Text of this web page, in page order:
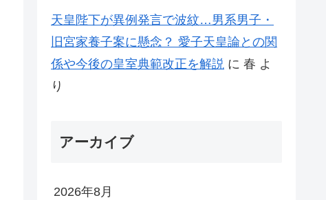
天皇陛下が異例発言で波紋…男系男子・
旧宮家養子案に懸念？ 愛子天皇論との関
係や今後の皇室典範改正を解説 に 春 よ
り
アーカイブ
2026年8月